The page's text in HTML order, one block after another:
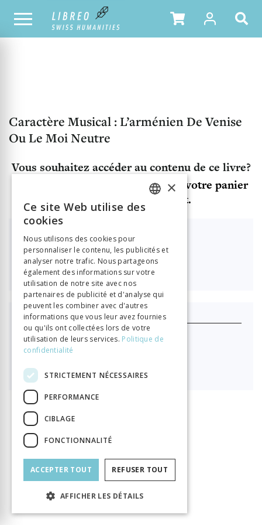
NOTRE CATALOGUE TABLE DES MATIÈRES
Caractère Musical : L’arménien De Venise
Ou Le Moi Neutre
Vous souhaitez accéder au contenu de ce livre?
Ajoutez le produit "Livre html" à votre panier
et finalisez votre achat.
Déjà client ?Vous avez déjà un compte?
Connexion
J'achète ce produit
Format HTML (lecture en ligne)
INFORMATION
Auteur
Matossian Chaké
Éditeur
9782600017992
Langue
Français
Bibliothèque des Lumières
Nombre de pages
152
ITALIAN
×
Ce site Web utilise des
cookies
Nous utilisons des cookies pour
personnaliser le contenu, les publicités et
analyser notre trafic. Nous partageons
également des informations sur votre
utilisation de notre site avec nos
partenaires de publicité et d'analyse qui
peuvent les combiner avec d'autres
informations que vous leur avez fournies
ou qu'ils ont collectées lors de votre
utilisation de leurs services. Politique de
confidentialité
STRICTEMENT NÉCESSAIRES
PERFORMANCE
CIBLAGE
FONCTIONNALITÉ
ACCEPTER TOUT REFUSER TOUT
AFFICHER LES DÉTAILS